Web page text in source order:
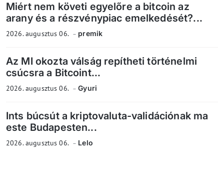
Miért nem követi egyelőre a bitcoin az
arany és a részvénypiac emelkedését?...
2026. augusztus 06. premik
Az MI okozta válság repítheti történelmi
csúcsra a Bitcoint...
2026. augusztus 06. Gyuri
Ints búcsút a kriptovaluta-validációnak ma
este Budapesten...
2026. augusztus 06. Lelo